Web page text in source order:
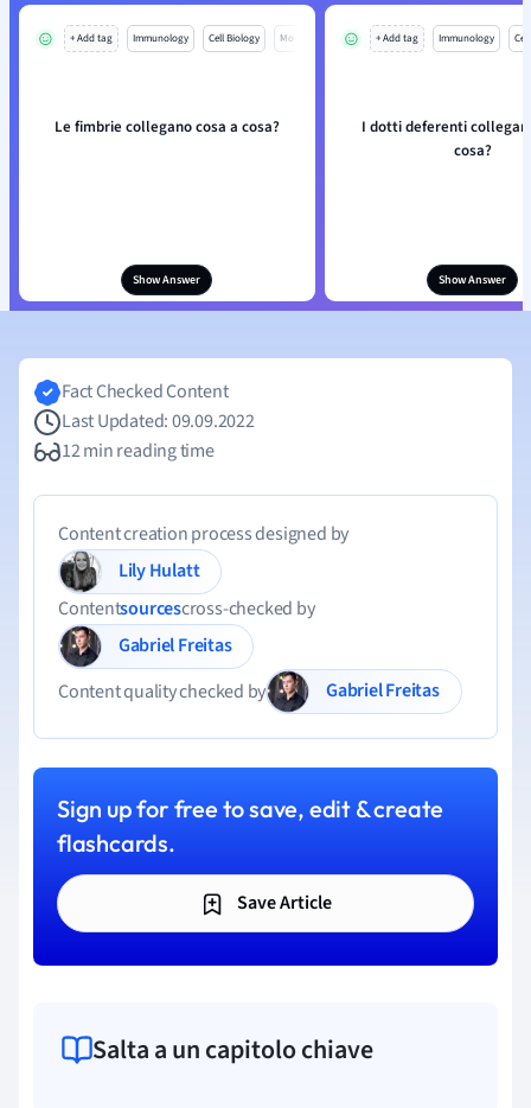
+ Add tag Immunology Cell Biology Mo
Le fimbrie collegano cosa a cosa?
Show Answer
+ Add tag Immunology
I dotti deferenti
cosa?
Show Answer
Fact Checked Content
Last Updated: 09.09.2022
12 min reading time
Content creation process designed by
Lily Hulatt
Contentsourcescross-checked by
Gabriel Freitas
Content quality checked by
Gabriel Freitas
Sign up for free to save, edit & create
flashcards.
Save Article
Salta a un capitolo chiave